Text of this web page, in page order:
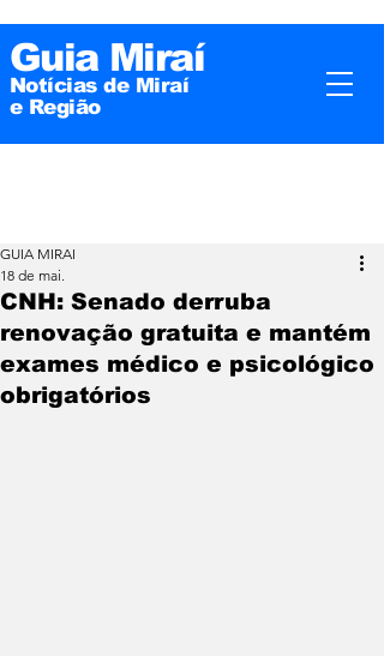
Guia Miraí
Notícias de Miraí
e Região
CNH: Senado derruba
renovação gratuita e mantém
exames médico e psicológico
obrigatórios
GUIA MIRAI
18 de mai.